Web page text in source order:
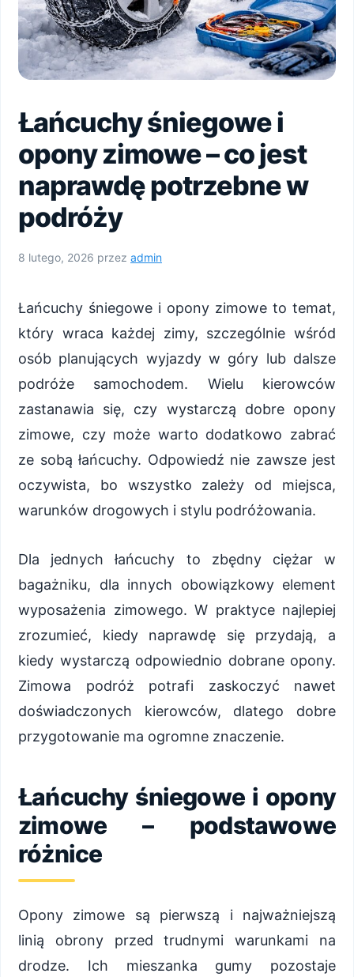
Łańcuchy śniegowe i
opony zimowe – co jest
naprawdę potrzebne w
podróży
8 lutego, 2026 przez admin
Łańcuchy śniegowe i opony zimowe to temat,
który wraca każdej zimy, szczególnie wśród
osób planujących wyjazdy w góry lub dalsze
podróże samochodem. Wielu kierowców
zastanawia się, czy wystarczą dobre opony
zimowe, czy może warto dodatkowo zabrać
ze sobą łańcuchy. Odpowiedź nie zawsze jest
oczywista, bo wszystko zależy od miejsca,
warunków drogowych i stylu podróżowania.
Dla jednych łańcuchy to zbędny ciężar w
bagażniku, dla innych obowiązkowy element
wyposażenia zimowego. W praktyce najlepiej
zrozumieć, kiedy naprawdę się przydają, a
kiedy wystarczą odpowiednio dobrane opony.
Zimowa podróż potrafi zaskoczyć nawet
doświadczonych kierowców, dlatego dobre
przygotowanie ma ogromne znaczenie.
Łańcuchy śniegowe i opony
zimowe – podstawowe
różnice
Opony zimowe są pierwszą i najważniejszą
linią obrony przed trudnymi warunkami na
drodze. Ich mieszanka gumy pozostaje